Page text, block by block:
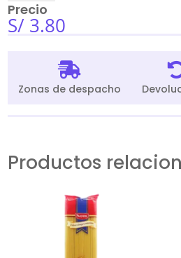
Maritun
170Gr
Precio
S/ 3.80

Zonas de despacho
Productos